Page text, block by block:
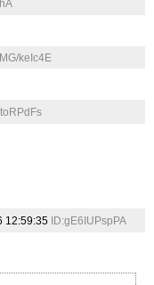
keIc4E
12:59:35 ID:gE6IUPspPA